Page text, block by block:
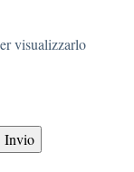
visualizzarlo